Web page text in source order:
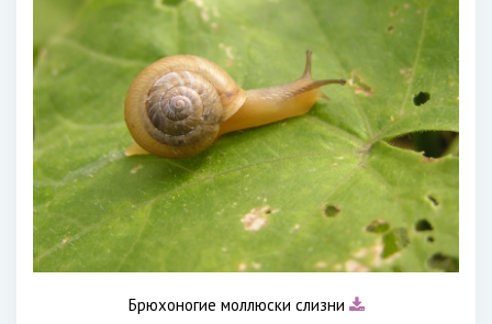
Брюхоногие моллюски слизни